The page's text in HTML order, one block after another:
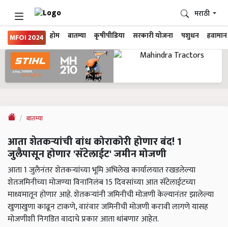
MFOI 2024 होम बातम्या कृषीपीडिया सरकारी योजना पशुधन हवामान
मराठी
बातम्या
आता शेतकऱ्यांची बांध कोराकोरी होणार बंद! 1
जुलैपासून होणार 'सॅटेलाईट' जमीन मोजणी
आता 1 जुलैनंतर शेतकऱ्यांच्या भूमि अभिलेख कार्यालयात रखडलेल्या
शेतजमिनीच्या मोजण्या विनानिलंब 15 दिवसांच्या आत सॅटेलाईटच्या
माध्यमातून होणार आहे. शेतकऱ्यांनी जमिनीची मोजणी केल्यानंतर झालेल्या
खुणाखुणा काढून टाकणे, वारंवार जमिनीची मोजणी करावी लागणे यासह
मोजणीशी निगडित वादाचे प्रकार आता थांबणार आहेत.